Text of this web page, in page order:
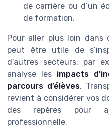
de carrière ou d’un
de formation.
Pour aller plus loin dans
peut être utile de
d’autres secteurs, par
analyse les impacts
parcours d’élèves.
revient à considérer vos
des repères pour
professionnelle.